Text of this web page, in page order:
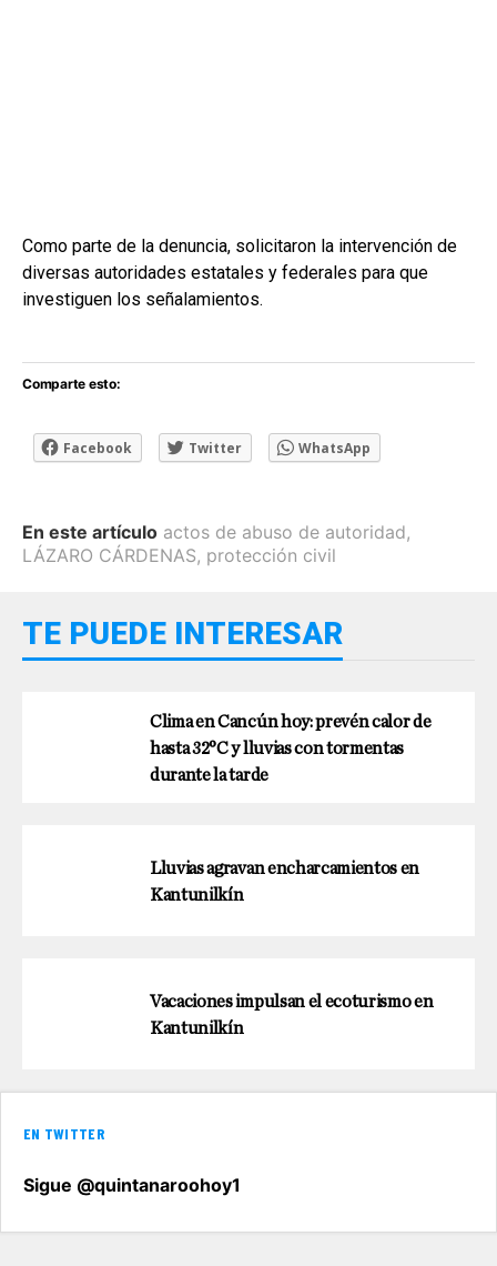
Como parte de la denuncia, solicitaron la intervención de
diversas autoridades estatales y federales para que
investiguen los señalamientos.
Comparte esto:
Facebook Twitter WhatsApp
En este artículo actos de abuso de autoridad,
LÁZARO CÁRDENAS, protección civil
TE PUEDE INTERESAR
Clima en Cancún hoy: prevén calor de
hasta 32°C y lluvias con tormentas
durante la tarde
Lluvias agravan encharcamientos en
Kantunilkín
Vacaciones impulsan el ecoturismo en
Kantunilkín
EN TWITTER
Sigue @quintanaroohoy1